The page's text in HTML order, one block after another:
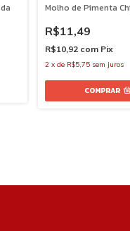
Molho de Pimenta
R$11,49
R$10,92 com Pix
2 x de R$5,75 sem juros